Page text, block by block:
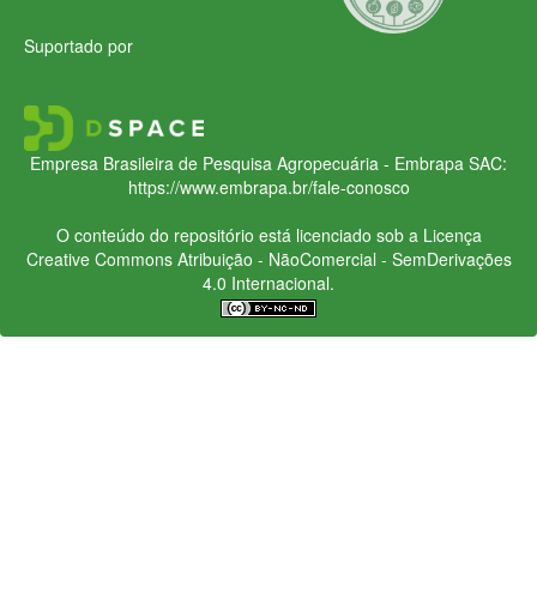
Suportado por
Empresa Brasileira de Pesquisa Agropecuária - Embrapa SAC:
https://www.embrapa.br/fale-conosco
O conteúdo do repositório está licenciado sob a Licença
Creative CommonsAtribuição - NãoComercial - SemDerivações
4.0 Internacional.